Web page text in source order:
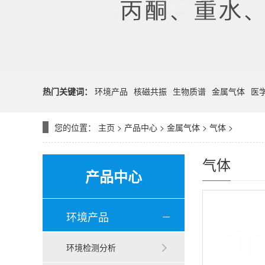
热门关键词： 环境产品 核磁共振 生物质谱 金属气体 医
您的位置： 主页 > 产品中心 > 金属气体 > 气体 >
产品中心
环境产品
环境检测分析
气体